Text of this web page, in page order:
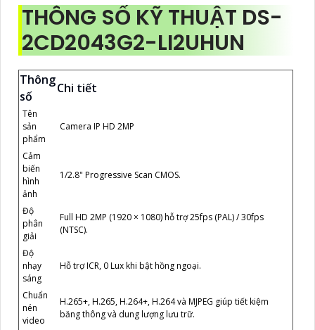
THÔNG SỐ KỸ THUẬT DS-
2CD2043G2-LI2UHUN
Thông
số
Chi tiết
Tên
sản
phẩm
Camera IP HD 2MP
Cảm
biến
hình
ảnh
1/2.8" Progressive Scan CMOS.
Độ
phân
giải
Full HD 2MP (1920 × 1080) hỗ trợ 25fps (PAL) / 30fps
(NTSC).
Độ
nhạy
sáng
Hỗ trợ ICR, 0 Lux khi bật hồng ngoại.
Chuẩn
nén
video
H.265+, H.265, H.264+, H.264 và MJPEG giúp tiết kiệm
băng thông và dung lượng lưu trữ.